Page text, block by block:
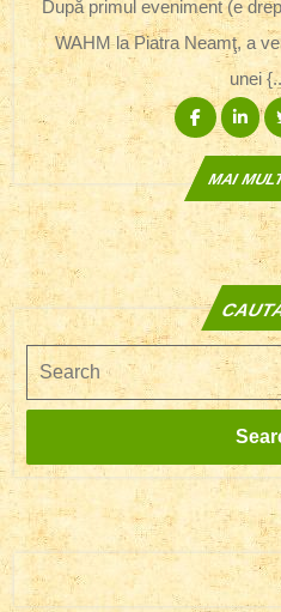
După primul eveniment (e drept, la scară mult mai mică)
WAHM la Piatra Neamţ, a
unei
MAI
Search